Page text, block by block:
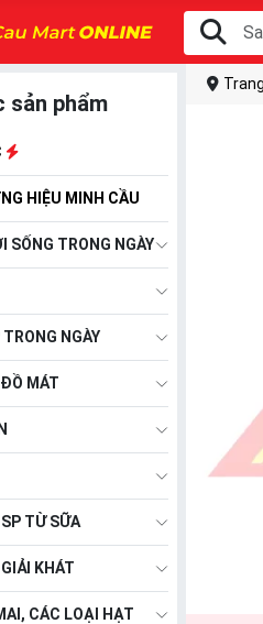
sản phẩm
HIỆU MINH CẦU
SỐNG TRONG NGÀY
NGÀY
MÁT
TỪ SỮA
KHÁT
CÁC LOẠI HẠT